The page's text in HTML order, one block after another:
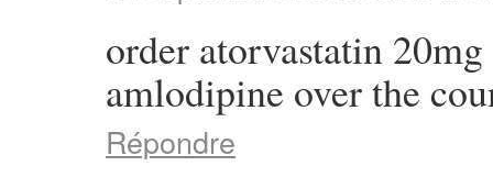
order atorvastatin
amlodipine over the
Répondre